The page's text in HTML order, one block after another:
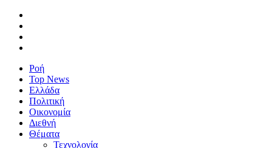
Ροή
Top News
Ελλάδα
Πολιτική
Οικονομία
Διεθνή
Θέματα
Τεχνολογία